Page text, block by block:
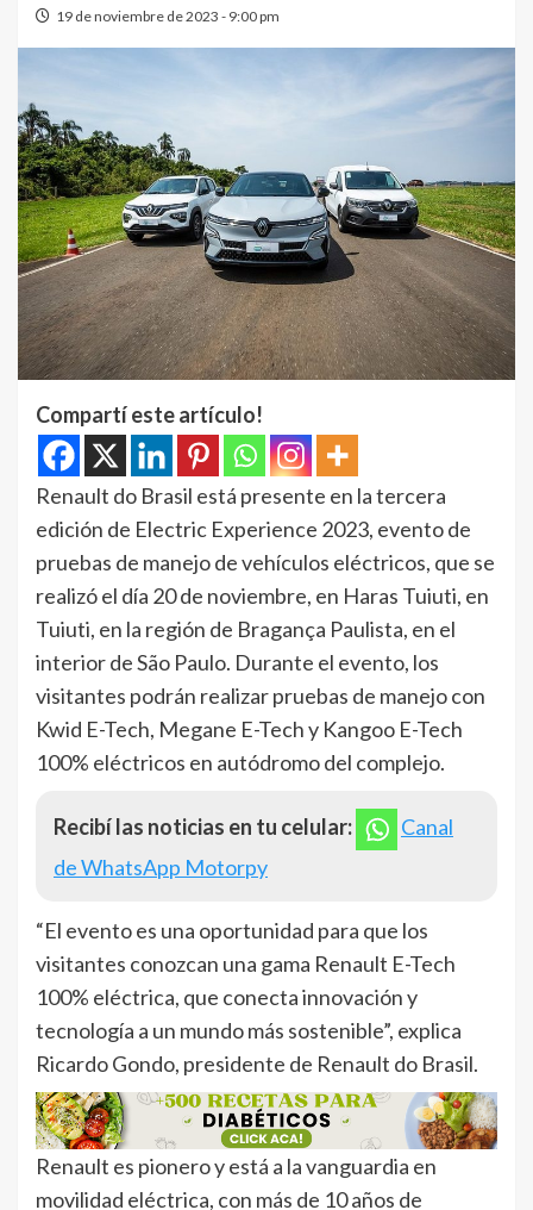
19 de noviembre de 2023 - 9:00 pm
Compartí este artículo!
Renault do Brasil está presente en la tercera
edición de Electric Experience 2023, evento de
pruebas de manejo de vehículos eléctricos, que se
realizó el día 20 de noviembre, en Haras Tuiuti, en
Tuiuti, en la región de Bragança Paulista, en el
interior de São Paulo. Durante el evento, los
visitantes podrán realizar pruebas de manejo con
Kwid E-Tech, Megane E-Tech y Kangoo E-Tech
100% eléctricos en autódromo del complejo.
Recibí las noticias en tu celular:
Canal
de WhatsApp Motorpy
“El evento es una oportunidad para que los
visitantes conozcan una gama Renault E-Tech
100% eléctrica, que conecta innovación y
tecnología a un mundo más sostenible”, explica
Ricardo Gondo, presidente de Renault do Brasil.
Renault es pionero y está a la vanguardia en
movilidad eléctrica, con más de 10 años de